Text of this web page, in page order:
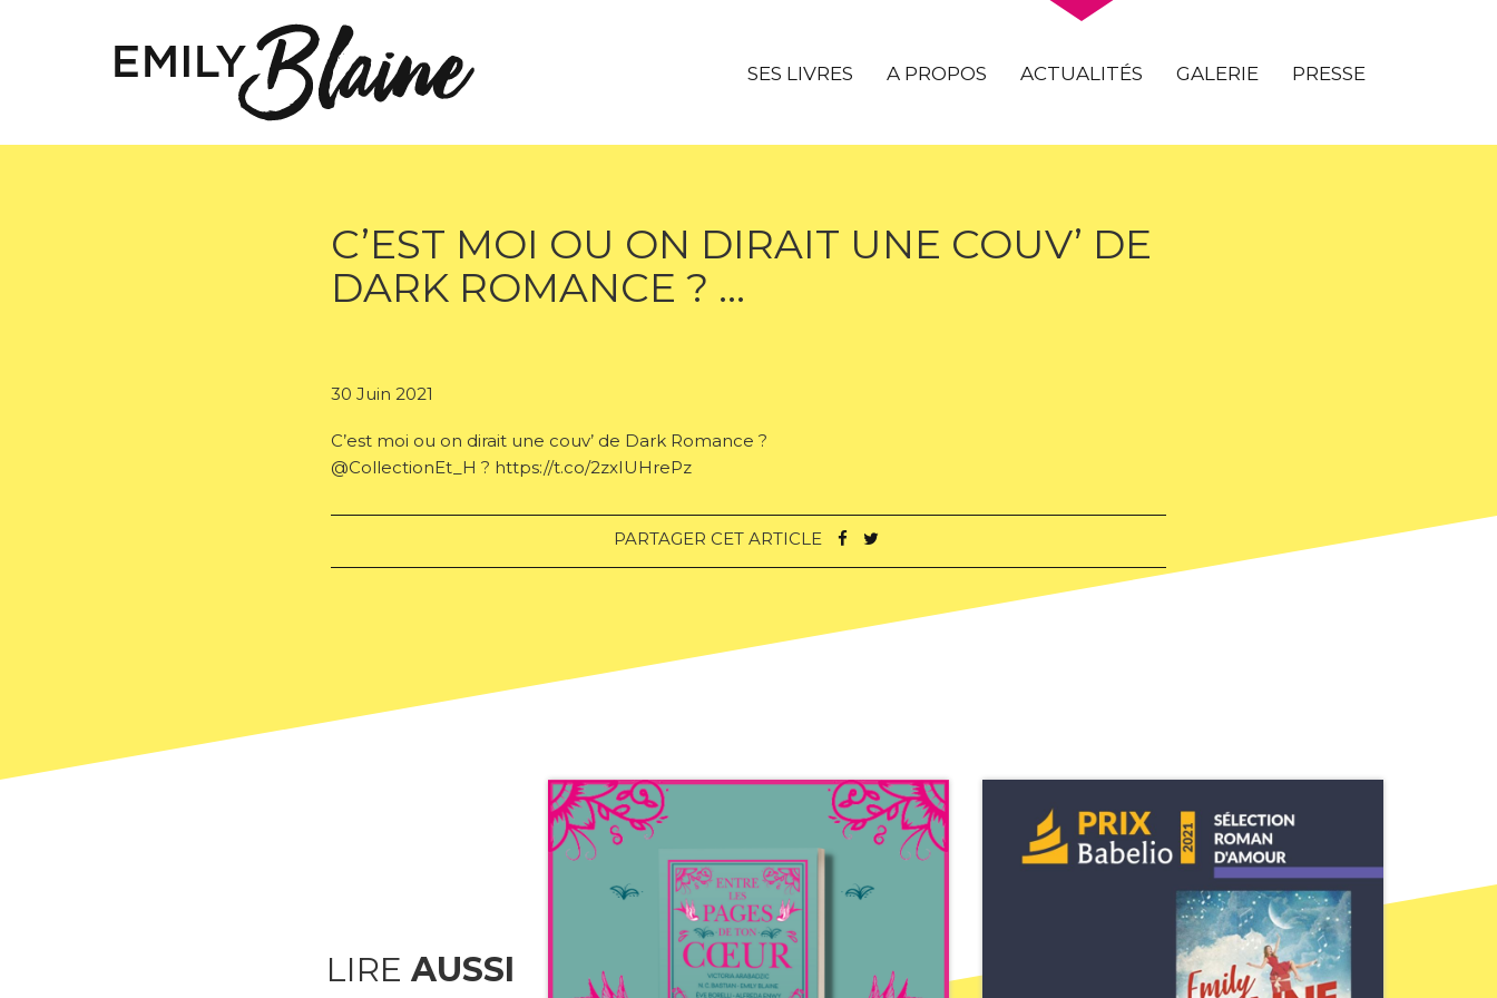
SES LIVRES A PROPOS ACTUALITÉS GALERIE PRESSE
C’EST MOI OU ON DIRAIT UNE COUV’ DE
DARK ROMANCE ? …
30 Juin 2021
C’est moi ou on dirait une couv’ de Dark Romance ?
@CollectionEt_H ? https://t.co/2zxIUHrePz
PARTAGER CET ARTICLE
LIRE AUSSI